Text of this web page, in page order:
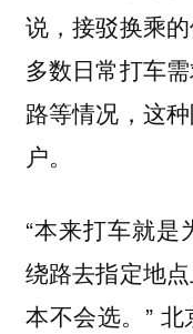
说，接驳换乘
多数日常打车
路等情况，这
户。
“本来打车就是
绕路去指定地
本不会选。”